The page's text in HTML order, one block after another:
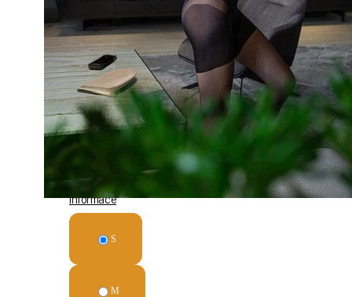
proti
celulitidě
Pohodlný
bavlněný
klín
Intenzivní
černá
barva
Push up
Detailní
informace
S
M